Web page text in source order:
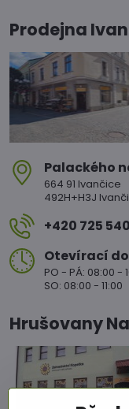
Prodejna
Palackého
664 91 Ivančice
492H+H3J
+420 725
Otevírací
PO - PÁ: 08:00 -
SO: 08:00 - 11:00
Hrušovany